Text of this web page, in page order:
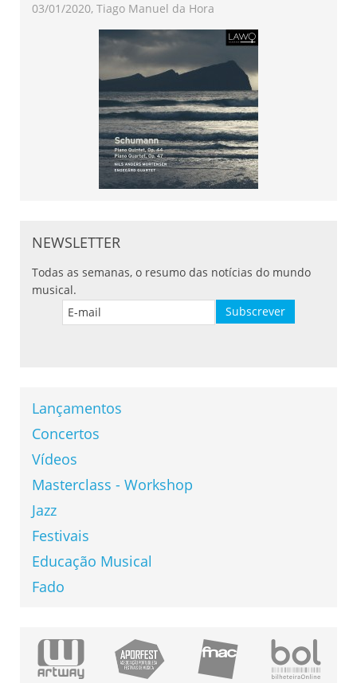
03/01/2020, Tiago Manuel da Hora
NEWSLETTER
Todas as semanas, o resumo das notícias do mundo
musical.
Lançamentos
Concertos
Vídeos
Masterclass - Workshop
Jazz
Festivais
Educação Musical
Fado